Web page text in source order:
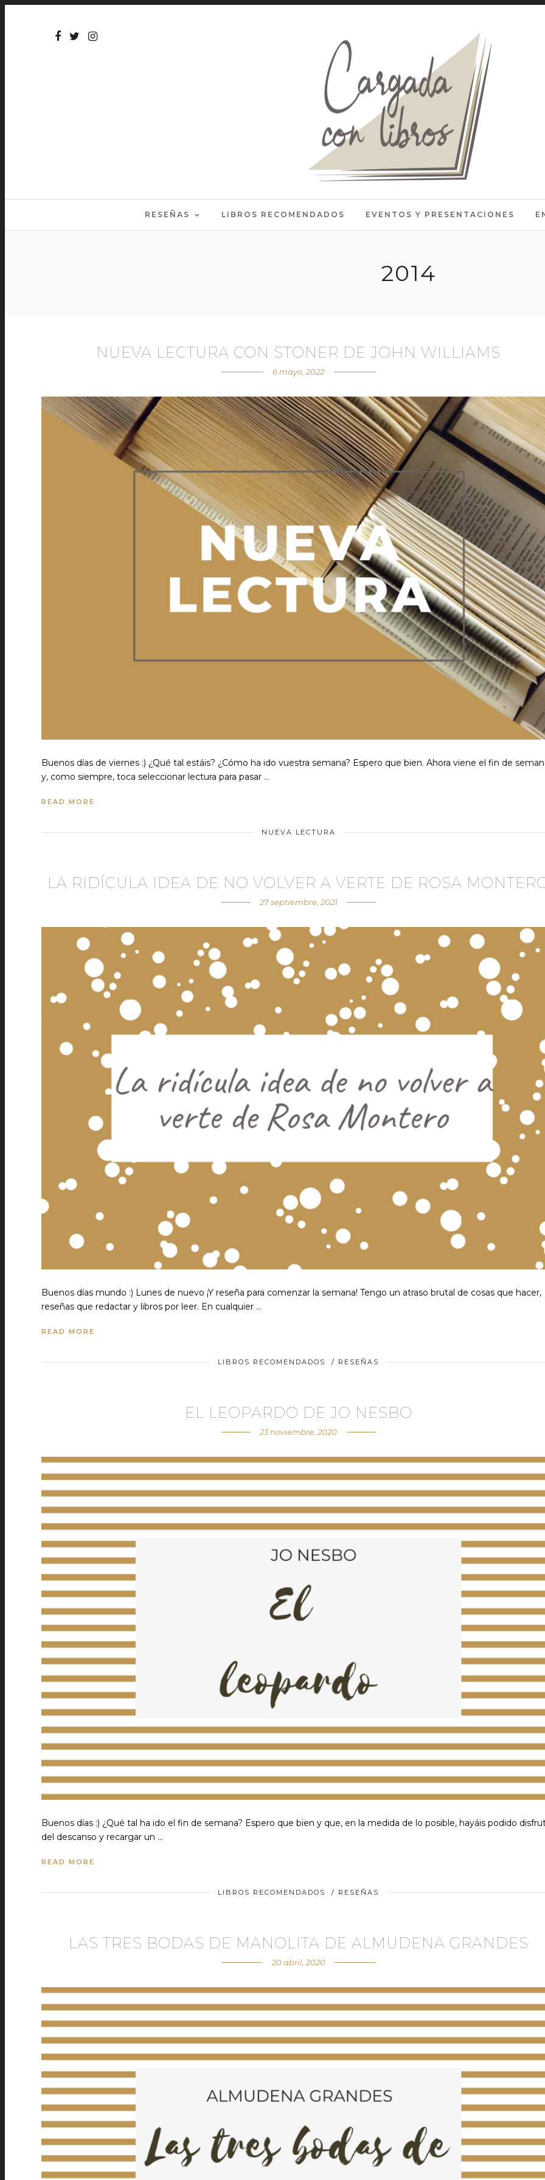
RESEÑAS LIBROS RECOMENDADOS EVENTOS Y PRESENTACIONES
2014
NUEVA LECTURA CON STONER DE JOHN WILLIAMS
6 mayo, 2022
Buenos días de viernes :) ¿Qué tal estáis? ¿Cómo ha ido vuestra semana? Espero que bien. Ahora viene el fin de
y, como siempre, toca seleccionar lectura para pasar …
READ MORE
NUEVA LECTURA
LA RIDÍCULA IDEA DE NO VOLVER A VERTE DE ROSA
27 septiembre, 2021
Buenos días mundo :) Lunes de nuevo ¡Y reseña para comenzar la semana! Tengo un atraso brutal de cosas que hacer,
reseñas que redactar y libros por leer. En cualquier …
READ MORE
LIBROS RECOMENDADOS / RESEÑAS
EL LEOPARDO DE JO NESBO
23 noviembre, 2020
Buenos días :) ¿Qué tal ha ido el fin de semana? Espero que bien y que, en la medida de lo posible, hayáis podido
del descanso y recargar un …
READ MORE
LIBROS RECOMENDADOS / RESEÑAS
LAS TRES BODAS DE MANOLITA DE ALMUDENA GRANDES
20 abril, 2020